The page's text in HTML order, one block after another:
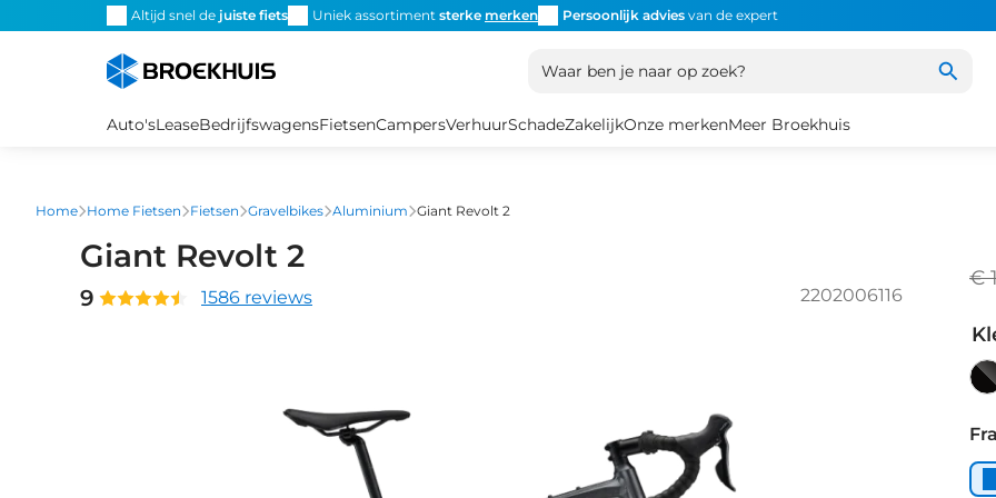
Altijd snel de juiste fiets Uniek assortiment sterke merken Persoonlijk advies van de expert
Waar ben je naar op zoek?
Auto'sLeaseBedrijfswagensFietsenCampersVerhuurSchadeZakelijkOnze merkenMeer Broekhuis
Home Home Fietsen Fietsen Gravelbikes Aluminium Giant Revolt 2
Giant Revolt 2
9 1586 reviews 2202006116
€